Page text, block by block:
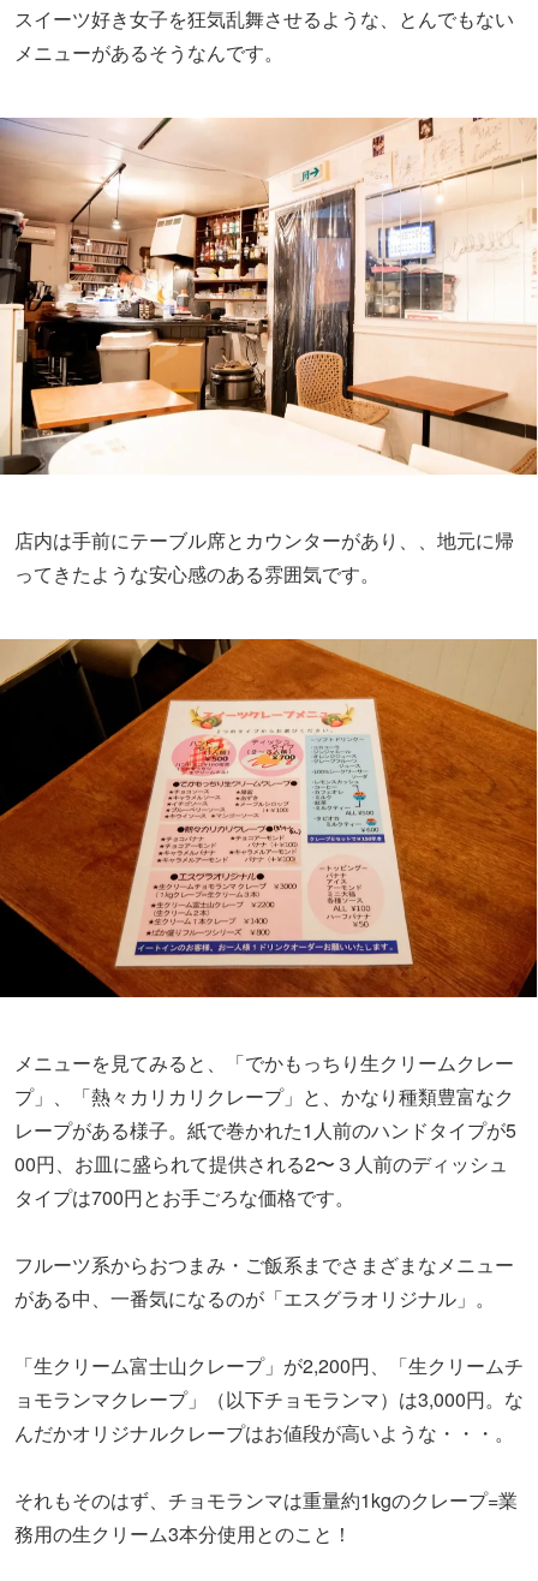
スイーツ好き女子を狂気乱舞させるような、とんでもない
メニューがあるそうなんです。
店内は手前にテーブル席とカウンターがあり、、地元に帰
ってきたような安心感のある雰囲気です。
メニューを見てみると、「でかもっちり生クリームクレー
プ」、「熱々カリカリクレープ」と、かなり種類豊富なク
レープがある様子。紙で巻かれた1人前のハンドタイプが5
00円、お皿に盛られて提供される2〜３人前のディッシュ
タイプは700円とお手ごろな価格です。
フルーツ系からおつまみ・ご飯系までさまざまなメニュー
がある中、一番気になるのが「エスグラオリジナル」。
「生クリーム富士山クレープ」が2,200円、「生クリームチ
ョモランマクレープ」（以下チョモランマ）は3,000円。な
んだかオリジナルクレープはお値段が高いような・・・。
それもそのはず、チョモランマは重量約1kgのクレープ=業
務用の生クリーム3本分使用とのこと！